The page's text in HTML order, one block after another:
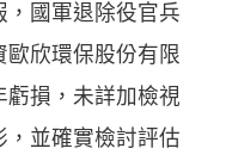
國軍退除役官兵
欣環保股份有限
虧損，未詳加檢視
並確實檢討評估